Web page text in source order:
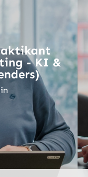
- KI &